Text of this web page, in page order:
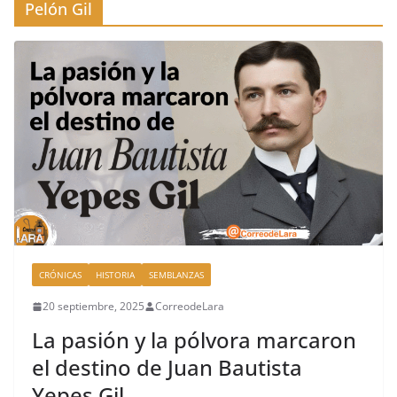
Pelón Gil
CRÓNICAS HISTORIA SEMBLANZAS
20 septiembre, 2025 CorreodeLara
La pasión y la pólvora marcaron
el destino de Juan Bautista